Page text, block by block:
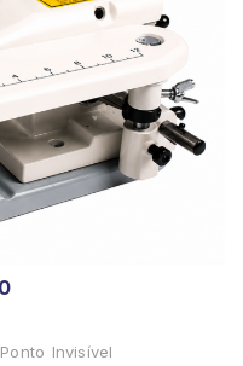
Invisível